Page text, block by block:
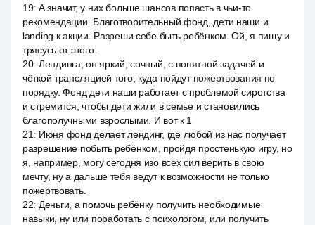
19: А значит, у них больше шансов попасть в чьи-то
рекомендации. Благотворительный фонд, дети наши и
landing к акции. Разреши себе быть ребёнком. Ой, я пищу и
трясусь от этого.
20: Лендинга, он яркий, сочный, с понятной задачей и
чёткой трансляцией того, куда пойдут пожертвования по
порядку. Фонд дети наши работает с проблемой сиротства
и стремится, чтобы дети жили в семье и становились
благополучными взрослыми. И вот к 1
21: Июня фонд делает лендинг, где любой из нас получает
разрешение побыть ребёнком, пройдя простенькую игру, но
я, например, могу сегодня изо всех сил верить в свою
мечту, ну а дальше тебя ведут к возможности не только
пожертвовать.
22: Деньги, а помочь ребёнку получить необходимые
навыки, ну или поработать с психологом, или получить